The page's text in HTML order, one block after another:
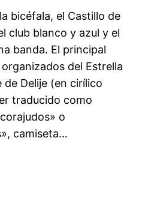
bicéfala, el Castillo de
club blanco y azul y el
banda. El principal
del Estrella
de Delije (en cirílico
traducido como
o
camiseta…